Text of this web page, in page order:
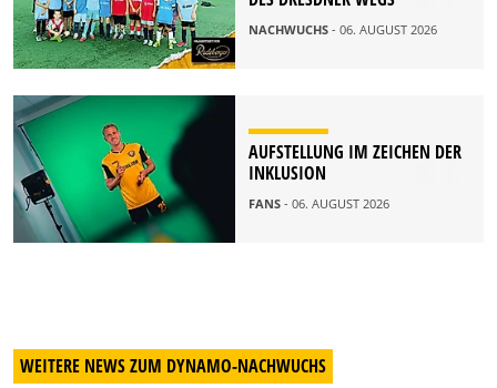
NACHWUCHS - 06. AUGUST 2026
AUFSTELLUNG IM ZEICHEN DER
INKLUSION
FANS - 06. AUGUST 2026
WEITERE NEWS ZUM DYNAMO-NACHWUCHS